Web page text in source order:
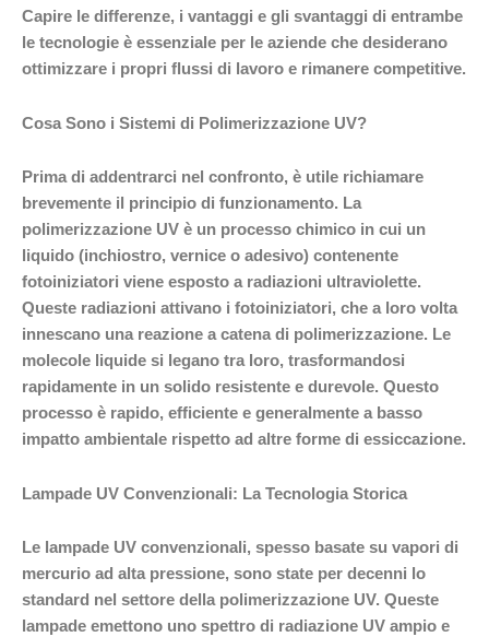
Capire le differenze, i vantaggi e gli svantaggi di entrambe
le tecnologie è essenziale per le aziende che desiderano
ottimizzare i propri flussi di lavoro e rimanere competitive.
Cosa Sono i Sistemi di Polimerizzazione UV?
Prima di addentrarci nel confronto, è utile richiamare
brevemente il principio di funzionamento. La
polimerizzazione UV è un processo chimico in cui un
liquido (inchiostro, vernice o adesivo) contenente
fotoiniziatori viene esposto a radiazioni ultraviolette.
Queste radiazioni attivano i fotoiniziatori, che a loro volta
innescano una reazione a catena di polimerizzazione. Le
molecole liquide si legano tra loro, trasformandosi
rapidamente in un solido resistente e durevole. Questo
processo è rapido, efficiente e generalmente a basso
impatto ambientale rispetto ad altre forme di essiccazione.
Lampade UV Convenzionali: La Tecnologia Storica
Le lampade UV convenzionali, spesso basate su vapori di
mercurio ad alta pressione, sono state per decenni lo
standard nel settore della polimerizzazione UV. Queste
lampade emettono uno spettro di radiazione UV ampio e